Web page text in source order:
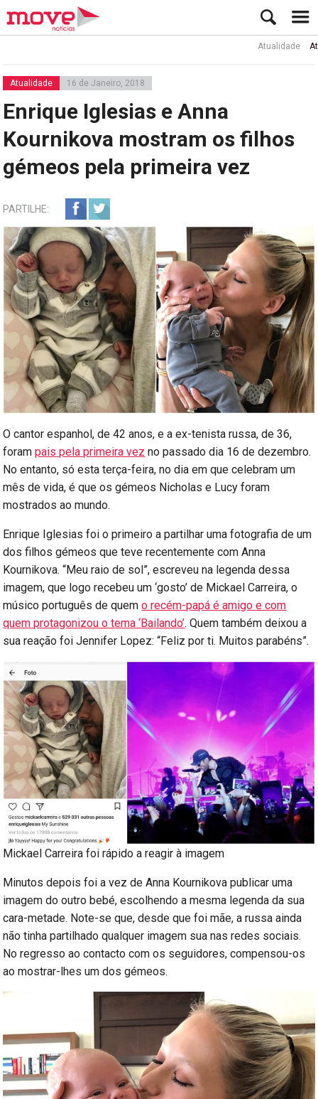
Atualidade Ator Rui
Atualidade 16 de Janeiro, 2018
Enrique Iglesias e Anna
Kournikova mostram os filhos
gémeos pela primeira vez
PARTILHE:
O cantor espanhol, de 42 anos, e a ex-tenista russa, de 36,
forampais pela primeira vez no passado dia 16 de dezembro.
No entanto, só esta terça-feira, no dia em que celebram um
mês de vida, é que os gémeos Nicholas e Lucy foram
mostrados ao mundo.
Enrique Iglesias foi o primeiro a partilhar uma fotografia de um
dos filhos gémeos que teve recentemente com Anna
Kournikova. “Meu raio de sol”, escreveu na legenda dessa
imagem, que logo recebeu um ‘gosto’ de Mickael Carreira, o
músico português de quemo recém-papá é amigo e com
quem protagonizou o tema ‘Bailando’. Quem também deixou a
sua reação foi Jennifer Lopez: “Feliz por ti. Muitos parabéns”.
Mickael Carreira foi rápido a reagir à imagem
Minutos depois foi a vez de Anna Kournikova publicar uma
imagem do outro bebé, escolhendo a mesma legenda da sua
cara-metade. Note-se que, desde que foi mãe, a russa ainda
não tinha partilhado qualquer imagem sua nas redes sociais.
No regresso ao contacto com os seguidores, compensou-os
ao mostrar-lhes um dos gémeos.